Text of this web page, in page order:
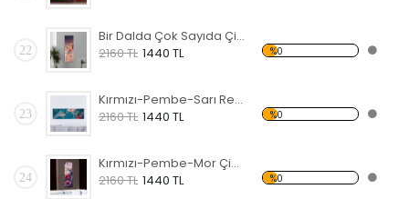
22
Bir Dalda Çok Sayıda Çiçek Forex Tablo
2160 TL 1440 TL %0
23
Kırmızı-Pembe-Sarı Renkli Çiçekler Forex Tablo
2160 TL 1440 TL %0
24
Kırmızı-Pembe-Mor Çiçekler Forex Tablo
2160 TL 1440 TL %0